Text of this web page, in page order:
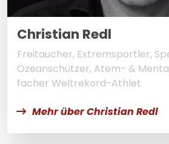
Christian Redl
Freitaucher, Extremsportler,
Ozeanschützer, Atem- &
facher Weltrekord-Athlet
Mehr über Christian Redl